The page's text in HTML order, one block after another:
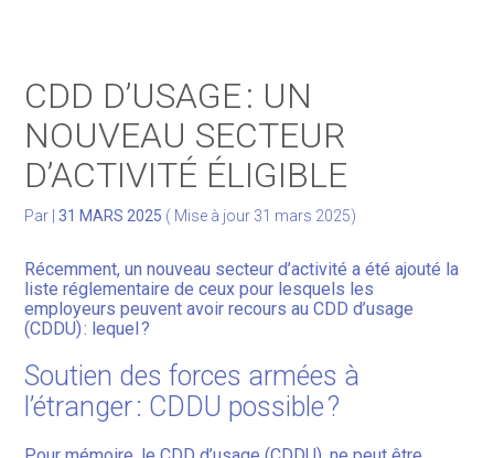
Gérer votre patrimoine
Facturation Électronique
CDD D’USAGE : UN
NOUVEAU SECTEUR
D’ACTIVITÉ ÉLIGIBLE
Par |31 MARS 2025 ( Mise à jour 31 mars 2025)
Récemment, un nouveau secteur d’activité a été ajouté la
liste réglementaire de ceux pour lesquels les
employeurs peuvent avoir recours au CDD d’usage
(CDDU) : lequel ?
Soutien des forces armées à
l’étranger : CDDU possible ?